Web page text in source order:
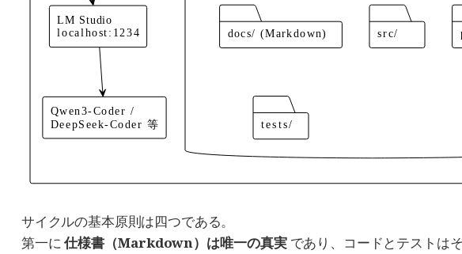
サイクルの基本原則は四つである。
第一に仕様書（Markdown）は唯一の真実であり、コードとテストは